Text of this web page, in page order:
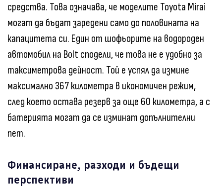
средства. Това означава, че моделите Toyota Mirai
могат да бъдат заредени само до половината на
капацитета си. Един от шофьорите на водороден
автомобил на Bolt сподели, че това не е удобно за
таксиметрова дейност. Той е успял да измине
максимално 367 километра в икономичен режим,
след което остава резерв за още 60 километра, а с
батерията могат да се изминат допълнителни
пет.
Финансиране, разходи и бъдещи
перспективи